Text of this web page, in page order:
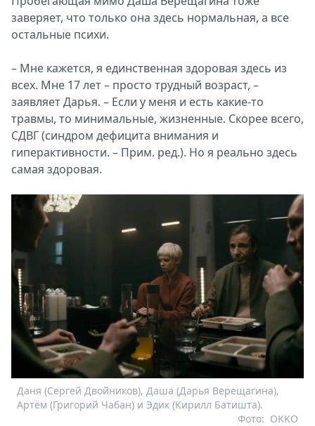
заверяет, что только она здесь нормальная, а все
остальные психи.
– Мне кажется, я единственная здоровая здесь из
всех. Мне 17 лет – просто трудный возраст, –
заявляет Дарья. – Если у меня и есть какие-то
травмы, то минимальные, жизненные. Скорее всего,
СДВГ (синдром дефицита внимания и
гиперактивности. – Прим. ред.). Но я реально здесь
самая здоровая.
Даня (Сергей Двойников), Даша (Дарья Верещагина),
Артём (Григорий Чабан) и Эдик (Кирилл Батишта).
OKKO
Фото: